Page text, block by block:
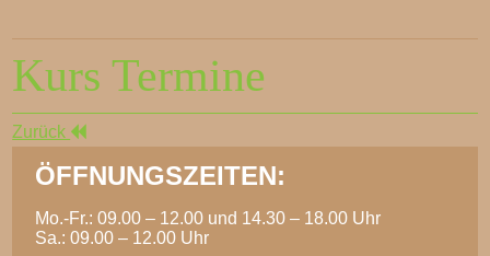
Kurs Termine
Zurück
ÖFFNUNGSZEITEN:
Mo.-Fr.: 09.00 – 12.00 und 14.30 – 18.00 Uhr
Sa.: 09.00 – 12.00 Uhr